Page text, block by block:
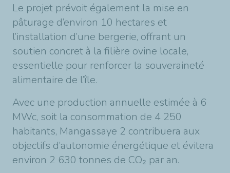
Le projet prévoit également la mise en
pâturage d’environ 10 hectares et
l’installation d’une bergerie, offrant un
soutien concret à la filière ovine locale,
essentielle pour renforcer la souveraineté
alimentaire de l’île.
Avec une production annuelle estimée à 6
MWc, soit la consommation de 4 250
habitants, Mangassaye 2 contribuera aux
objectifs d’autonomie énergétique et évitera
environ 2 630 tonnes de CO₂ par an.